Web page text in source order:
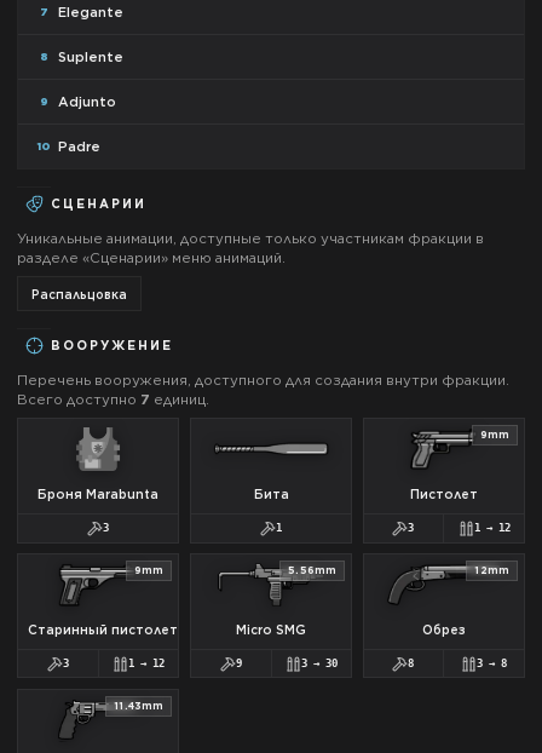
7 Elegante
8 Suplente
9 Adjunto
10 Padre
СЦЕНАРИИ
Уникальные анимации, доступные только участникам фракции в
разделе «Сценарии» меню анимаций.
Распальцовка
ВООРУЖЕНИЕ
Перечень вооружения, доступного для создания внутри фракции.
Всего доступно 7 единиц.
Броня Marabunta
3
Бита
1
9mm
Пистолет
3 1→ 12
9mm
Старинный пистолет
3 1 →12
5.56mm
Micro SMG
9 3→ 30
12mm
Обрез
8 3 →8
11.43mm